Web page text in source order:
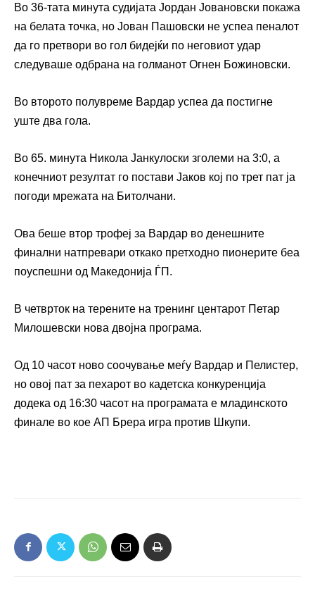
Во 36-тата минута судијата Јордан Јовановски покажа
на белата точка, но Јован Пашовски не успеа пеналот
да го претвори во гол бидејќи по неговиот удар
следуваше одбрана на голманот Огнен Божиновски.
Во второто полувреме Вардар успеа да постигне
уште два гола.
Во 65. минута Никола Јанкулоски зголеми на 3:0, а
конечниот резултат го постави Јаков кој по трет пат ја
погоди мрежата на Битолчани.
Ова беше втор трофеј за Вардар во денешните
финални натпревари откако претходно пионерите беа
поуспешни од Македонија ЃП.
В четврток на терените на тренинг центарот Петар
Милошевски нова двојна програма.
Од 10 часот ново соочување меѓу Вардар и Пелистер,
но овој пат за пехарот во кадетска конкуренција
додека од 16:30 часот на програмата е младинското
финале во кое АП Брера игра против Шкупи.